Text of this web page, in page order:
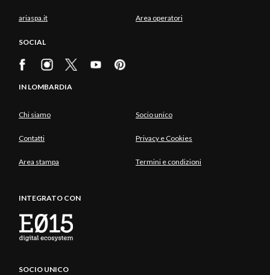
ariaspa.it Area operatori
SOCIAL
IN LOMBARDIA
Chi siamo Socio unico
Contatti Privacy e Cookies
Area stampa Termini e condizioni
INTEGRATO CON
SOCIO UNICO